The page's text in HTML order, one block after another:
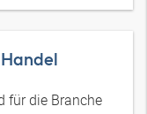
für die Branche